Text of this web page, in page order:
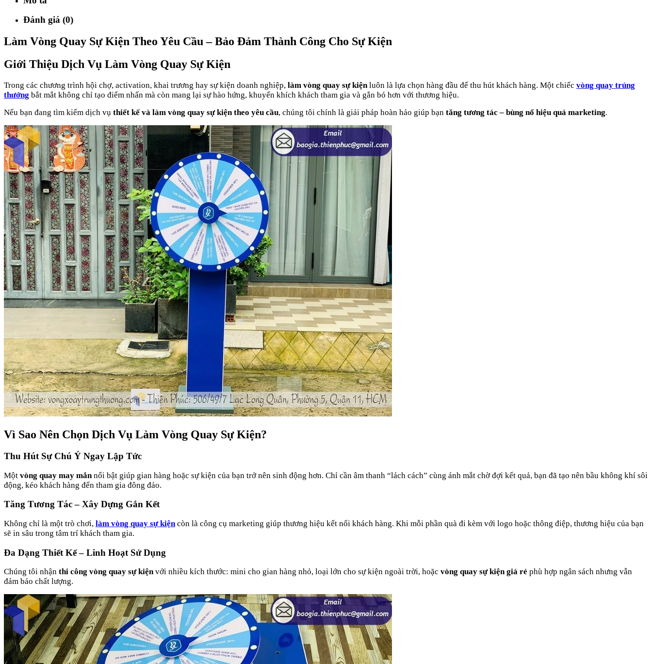
Đánh giá (0)
Làm Vòng Quay Sự Kiện Theo Yêu Cầu – Bảo Đảm Thành Công Cho Sự Kiện
Giới Thiệu Dịch Vụ Làm Vòng Quay Sự Kiện
Trong các chương trình hội chợ, activation, khai trương hay sự kiện doanh nghiệp, làm vòng quay sự kiệnluôn là lựa chọn hàng đầu để thu hút khách hàng. Một chiếc vòng quay trúng
thưởng bắt mắt không chỉ tạo điểm nhấn mà còn mang lại sự hào hứng, khuyến khích khách tham gia và gắn bó hơn với thương hiệu.
Nếu bạn đang tìm kiếm dịch vụ thiết kế và làm vòng quay sự kiện theo yêu cầu, chúng tôi chính là giải pháp hoàn hảo giúp bạn tăng tương tác – bùng nổ hiệu quả marketing.
Vì Sao Nên Chọn Dịch Vụ Làm Vòng Quay Sự Kiện?
Thu Hút Sự Chú Ý Ngay Lập Tức
Một vòng quay may mắn nổi bật giúp gian hàng hoặc sự kiện của bạn trở nên sinh động hơn. Chỉ cần âm thanh “lách cách” cùng ánh mắt chờ đợi kết quả, bạn đã tạo nên bầu không khí sôi
động, kéo khách hàng đến tham gia đông đảo.
Tăng Tương Tác – Xây Dựng Gắn Kết
Không chỉ là một trò chơi, làm vòng quay sự kiệncòn là công cụ marketing giúp thương hiệu kết nối khách hàng. Khi mỗi phần quà đi kèm với logo hoặc thông điệp, thương hiệu của bạn
sẽ in sâu trong tâm trí khách tham gia.
Đa Dạng Thiết Kế – Linh Hoạt Sử Dụng
Chúng tôi nhận thi công vòng quay sự kiệnvới nhiều kích thước: mini cho gian hàng nhỏ, loại lớn cho sự kiện ngoài trời, hoặc vòng quay sự kiện giá rẻ phù hợp ngân sách nhưng vẫn
đảm bảo chất lượng.